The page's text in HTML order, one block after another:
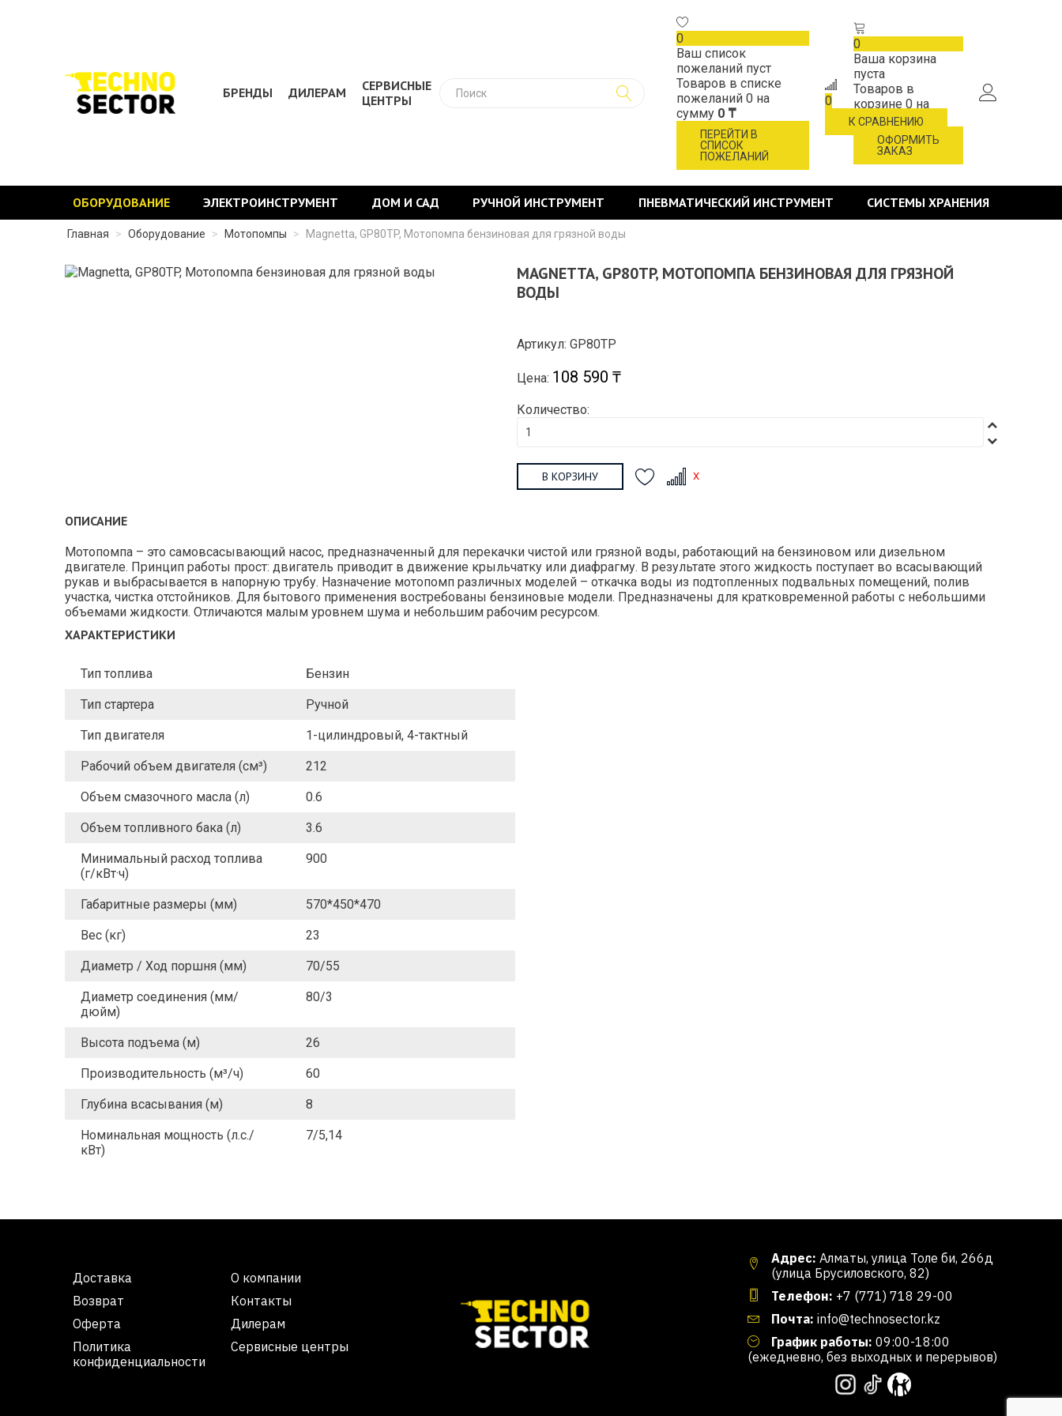
БРЕНДЫ ДИЛЕРАМ
СЕРВИСНЫЕ
ЦЕНТРЫ
0
Ваш список
пожеланий пуст
Товаров в списке
пожеланий 0 на
сумму 0 ₸
ПЕРЕЙТИ В
СПИСОК
ПОЖЕЛАНИЙ
0
К СРАВНЕНИЮ
0
Ваша корзина
пуста
Товаров в
корзине 0 на
сумму0 ₸
ОФОРМИТЬ
ЗАКАЗ
ОБОРУДОВАНИЕ ЭЛЕКТРОИНСТРУМЕНТ ДОМ И САД РУЧНОЙ ИНСТРУМЕНТ ПНЕВМАТИЧЕСКИЙ ИНСТРУМЕНТ СИСТЕМЫ ХРАНЕНИЯ
Главная > Оборудование > Мотопомпы > Magnetta, GP80TP, Мотопомпа бензиновая для грязной воды
MAGNETTA, GP80TP, МОТОПОМПА БЕНЗИНОВАЯ ДЛЯ ГРЯЗНОЙ
ВОДЫ
Артикул: GP80TP
Цена: 108 590 ₸
Количество:
В КОРЗИНУ
ОПИСАНИЕ
Мотопомпа – это самовсасывающий насос, предназначенный для перекачки чистой или грязной воды, работающий на бензиновом или дизельном
двигателе. Принцип работы прост: двигатель приводит в движение крыльчатку или диафрагму. В результате этого жидкость поступает во всасывающий
рукав и выбрасывается в напорную трубу. Назначение мотопомп различных моделей – откачка воды из подтопленных подвальных помещений, полив
участка, чистка отстойников. Для бытового применения востребованы бензиновые модели. Предназначены для кратковременной работы с небольшими
объемами жидкости. Отличаются малым уровнем шума и небольшим рабочим ресурсом.
ХАРАКТЕРИСТИКИ
Тип топлива Бензин
Тип стартера Ручной
Тип двигателя 1-цилиндровый, 4-тактный
Рабочий объем двигателя (см³) 212
Объем смазочного масла (л) 0.6
Объем топливного бака (л) 3.6
Минимальный расход топлива
(г/кВт·ч)
900
Габаритные размеры (мм) 570*450*470
Вес (кг) 23
Диаметр / Ход поршня (мм) 70/55
Диаметр соединения (мм/
дюйм)
80/3
Высота подъема (м) 26
Производительность (м³/ч) 60
Глубина всасывания (м) 8
Номинальная мощность (л.с./
кВт)
7/5,14
Доставка
О компании
Возврат
Контакты
Оферта
Дилерам
Политика
конфиденциальности
Сервисные центры
Адрес: Алматы, улица Толе би, 266д
(улица Брусиловского, 82)
Телефон: +7 (771) 718 29-00
Почта: info@technosector.kz
График работы: 09:00-18:00
(ежедневно, без выходных и перерывов)